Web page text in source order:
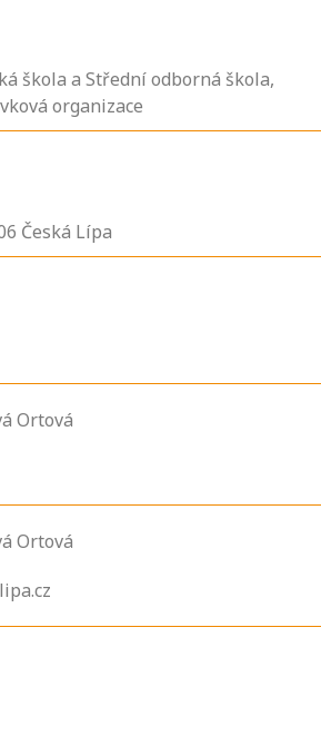
škola a Střední odborná škola,
organizace
Česká Lípa
Ortová
Ortová